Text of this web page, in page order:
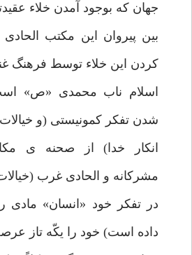
جهان که بوجود آمدن خلاء
بین پیروان این مکتب
کردن این خلاء توسط فرهنگ
اسلام ناب محمدی «ص»
شدن تفکر کمونیستی (و
انکار خدا) از صحنه ی
مشرکانه و الحادی غرب
در تفکر خود «انسان» مادی
داده است) خود را یکّه تاز